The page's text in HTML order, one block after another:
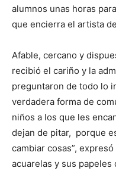
alumnos unas horas
que encierra el artista
Afable, cercano y
recibió el cariño y la
preguntaron de todo lo
verdadera forma de
niños a los que les
dejan de pitar, porque
cambiar cosas”,
acuarelas y sus